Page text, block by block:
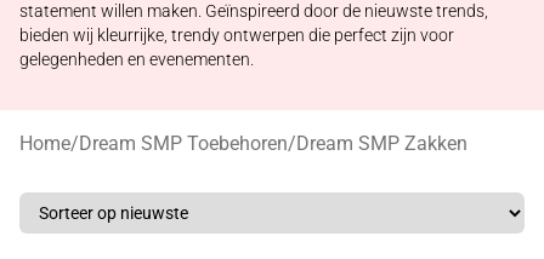
statement willen maken. Geïnspireerd door de nieuwste trends,
bieden wij kleurrijke, trendy ontwerpen die perfect zijn voor
gelegenheden en evenementen.
Home/Dream SMP Toebehoren/Dream SMP Zakken